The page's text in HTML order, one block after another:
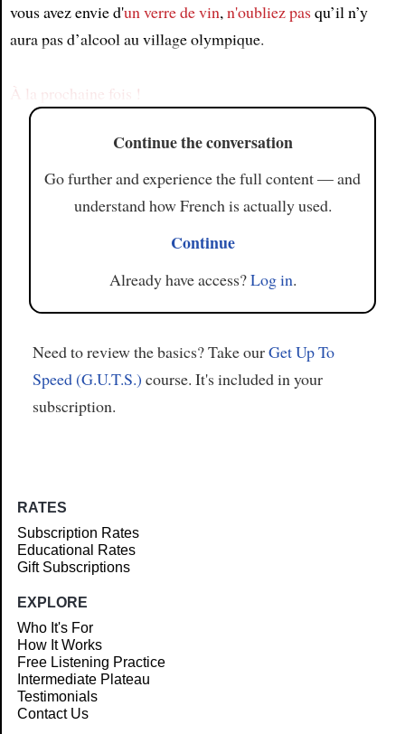
vous avez envie d'un verre de vin,n'oubliez pasqu’il n’y
aura pas d’alcool au village olympique.
À la prochaine fois !
Continue the conversation
Go further and experience the full content — and
understand how French is actually used.
Continue
Already have access?Log in.
Need to review the basics? Take ourGet Up To
Speed (G.U.T.S.) course. It's included in your
subscription.
RATES
Subscription Rates
Educational Rates
Gift Subscriptions
EXPLORE
Who It's For
How It Works
Free Listening Practice
Intermediate Plateau
Testimonials
Contact Us